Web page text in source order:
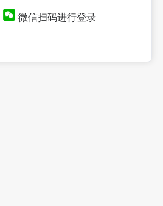
微信扫码进行登录